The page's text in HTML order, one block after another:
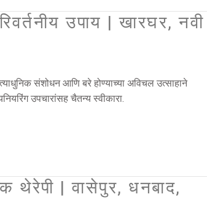
उपाय | खारघर, नवी
संशोधन आणि बरे होण्याच्या अविचल उत्साहाने
उपचारांसह चैतन्य स्वीकारा.
थेरेपी | वासेपुर, धनबाद,